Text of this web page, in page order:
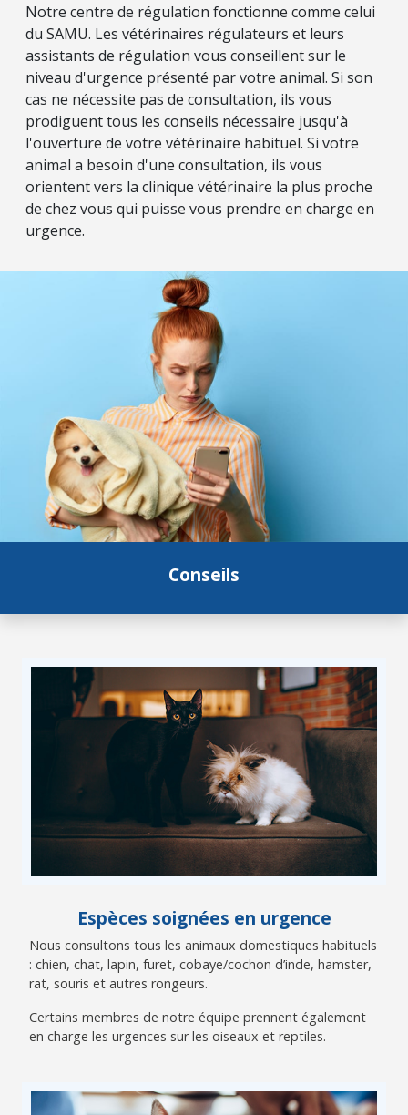
Notre centre de régulation fonctionne comme celui
du SAMU. Les vétérinaires régulateurs et leurs
assistants de régulation vous conseillent sur le
niveau d'urgence présenté par votre animal. Si son
cas ne nécessite pas de consultation, ils vous
prodiguent tous les conseils nécessaire jusqu'à
l'ouverture de votre vétérinaire habituel. Si votre
animal a besoin d'une consultation, ils vous
orientent vers la clinique vétérinaire la plus proche
de chez vous qui puisse vous prendre en charge en
urgence.
Conseils
Espèces soignées en urgence
Nous consultons tous les animaux domestiques habituels
: chien, chat, lapin, furet, cobaye/cochon d’inde, hamster,
rat, souris et autres rongeurs.
Certains membres de notre équipe prennent également
en charge les urgences sur les oiseaux et reptiles.